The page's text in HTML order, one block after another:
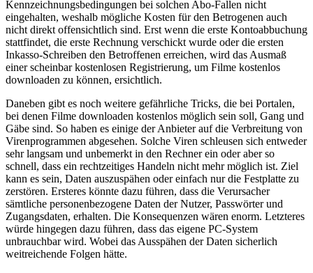
Kennzeichnungsbedingungen bei solchen Abo-Fallen nicht
eingehalten, weshalb mögliche Kosten für den Betrogenen auch
nicht direkt offensichtlich sind. Erst wenn die erste Kontoabbuchung
stattfindet, die erste Rechnung verschickt wurde oder die ersten
Inkasso-Schreiben den Betroffenen erreichen, wird das Ausmaß
einer scheinbar kostenlosen Registrierung, um Filme kostenlos
downloaden zu können, ersichtlich.
Daneben gibt es noch weitere gefährliche Tricks, die bei Portalen,
bei denen Filme downloaden kostenlos möglich sein soll, Gang und
Gäbe sind. So haben es einige der Anbieter auf die Verbreitung von
Virenprogrammen abgesehen. Solche Viren schleusen sich entweder
sehr langsam und unbemerkt in den Rechner ein oder aber so
schnell, dass ein rechtzeitiges Handeln nicht mehr möglich ist. Ziel
kann es sein, Daten auszuspähen oder einfach nur die Festplatte zu
zerstören. Ersteres könnte dazu führen, dass die Verursacher
sämtliche personenbezogene Daten der Nutzer, Passwörter und
Zugangsdaten, erhalten. Die Konsequenzen wären enorm. Letzteres
würde hingegen dazu führen, dass das eigene PC-System
unbrauchbar wird. Wobei das Ausspähen der Daten sicherlich
weitreichende Folgen hätte.